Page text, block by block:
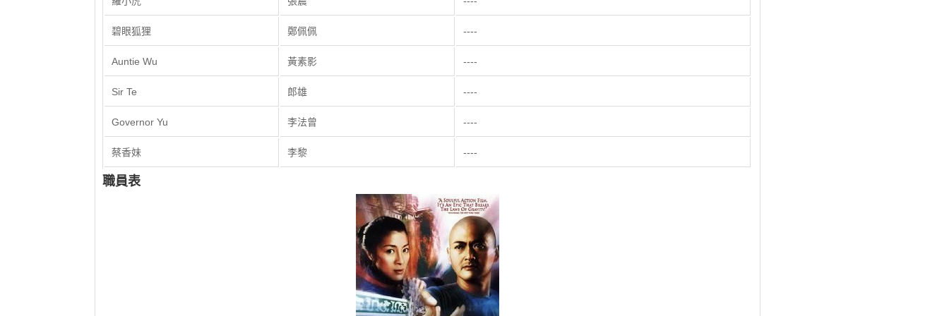
碧眼狐狸 鄭佩佩 ----
Auntie Wu 黃素影 ----
Sir Te 郎雄 ----
Governor Yu 李法曾 ----
蔡香妹 李黎 ----
職員表